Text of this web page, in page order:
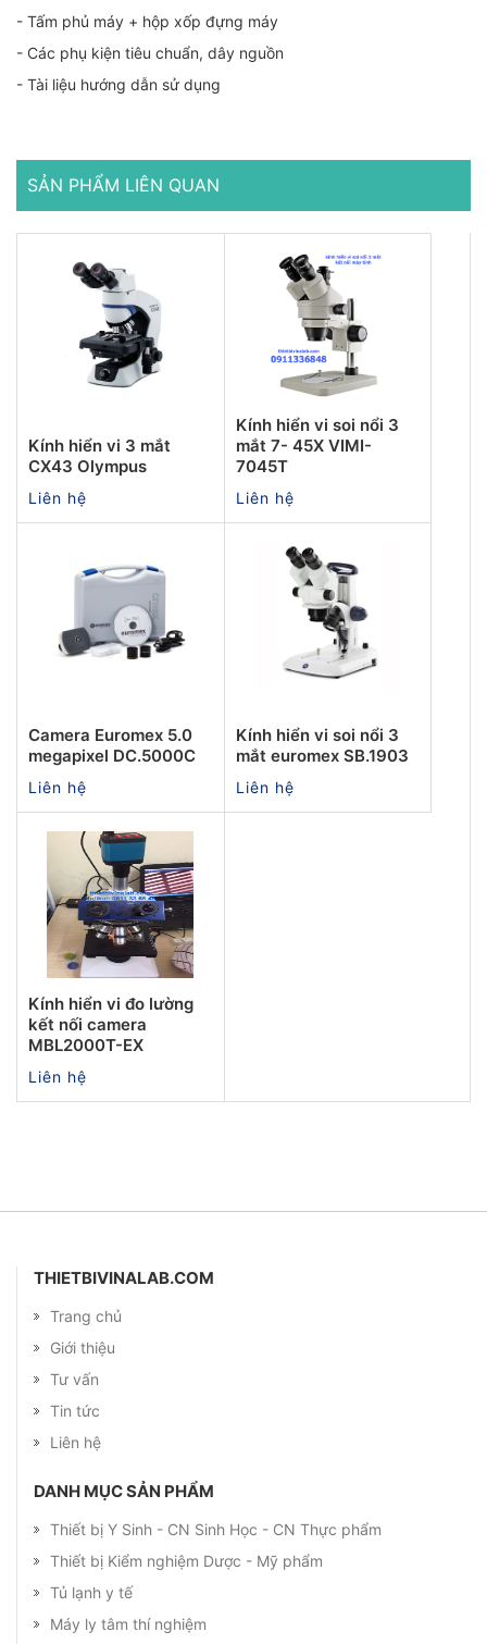
- Tấm phủ máy + hộp xốp đựng máy
- Các phụ kiện tiêu chuẩn, dây nguồn
- Tài liệu hướng dẫn sử dụng
SẢN PHẨM LIÊN QUAN
Kính hiển vi 3 mắt
CX43 Olympus
Liên hệ
Kính hiển vi soi nổi 3
mắt 7- 45X VIMI-
7045T
Liên hệ
Camera Euromex 5.0
megapixel DC.5000C
Liên hệ
Kính hiển vi soi nổi 3
mắt euromex SB.1903
Liên hệ
Kính hiển vi đo lường
kết nối camera
MBL2000T-EX
Liên hệ
THIETBIVINALAB.COM
Trang chủ
Giới thiệu
Tư vấn
Tin tức
Liên hệ
DANH MỤC SẢN PHẨM
Thiết bị Y Sinh - CN Sinh Học - CN Thực phẩm
Thiết bị Kiểm nghiệm Dược - Mỹ phẩm
Tủ lạnh y tế
Máy ly tâm thí nghiệm